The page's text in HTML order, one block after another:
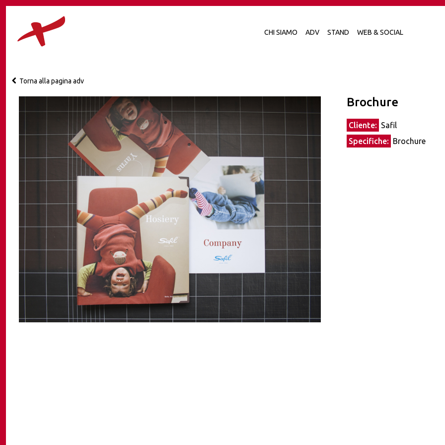
CHI SIAMO ADV STAND WEB & SOCIAL
Torna alla pagina adv
Brochure
Cliente: Safil
Specifiche: Brochure